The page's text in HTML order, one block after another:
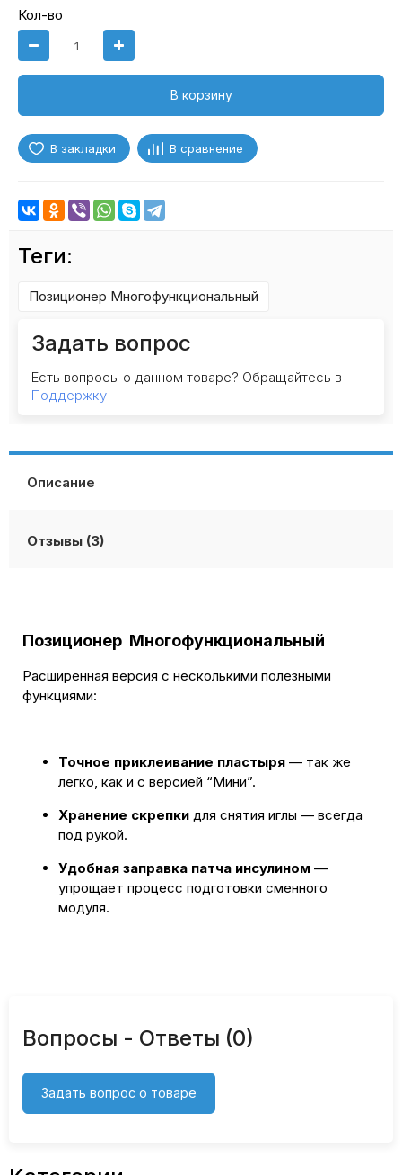
Кол-во
В корзину
В закладки В сравнение
Теги:
Позиционер Многофункциональный
Задать вопрос
Есть вопросы о данном товаре? Обращайтесь в
Поддержку
Описание
Отзывы (3)
Позиционер Многофункциональный
Расширенная версия с несколькими полезными
функциями:
Точное приклеивание пластыря — так же
легко, как и с версией “Мини”.
Хранение скрепки для снятия иглы — всегда
под рукой.
Удобная заправка патча инсулином —
упрощает процесс подготовки сменного
модуля.
Вопросы - Ответы (0)
Задать вопрос о товаре